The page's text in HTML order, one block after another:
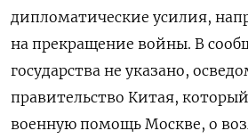
дипломатические усилия,
на прекращение войны. В
государства не указано,
правительство Китая,
военную помощь Москве, о